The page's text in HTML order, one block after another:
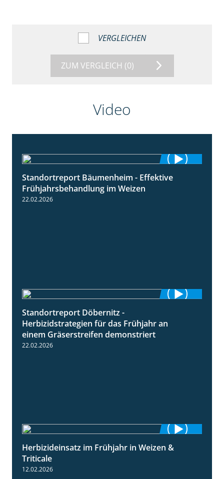
VERGLEICHEN
ZUM VERGLEICH (0)
Video
4:20
Standortreport Bäumenheim - Effektive
Frühjahrsbehandlung im Weizen
22.02.2026
Standortreport Döbernitz -
Herbizidstrategien für das Frühjahr an
einem Gräserstreifen demonstriert
22.02.2026
2:39
Herbizideinsatz im Frühjahr in Weizen &
Triticale
12.02.2026